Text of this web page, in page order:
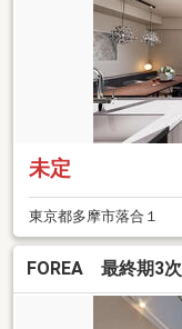
未定
東京都多摩市落合１
FOREA 最終期3次